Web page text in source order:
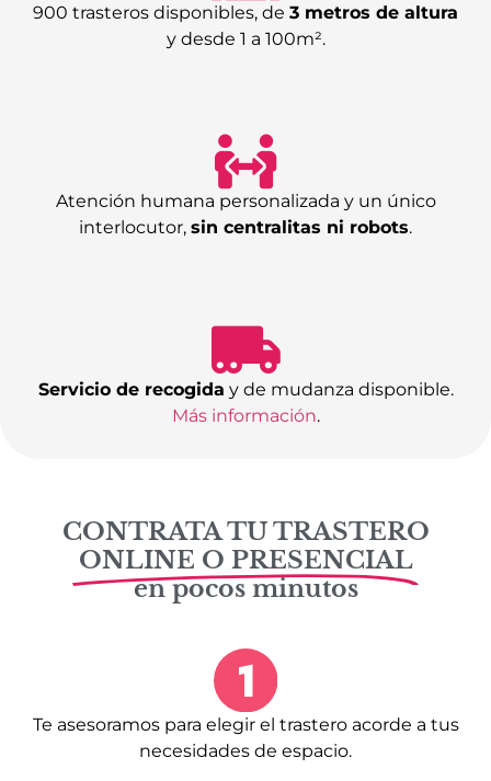
900 trasteros disponibles, de 3 metros de altura
y desde 1 a 100m².
Atención humana personalizada y un único
interlocutor, sin centralitas ni robots.
Servicio de recogida y de mudanza disponible.
Más información.
CONTRATA TU TRASTERO
ONLINE O PRESENCIAL
en pocos minutos
Te asesoramos para elegir el trastero acorde a tus
necesidades de espacio.